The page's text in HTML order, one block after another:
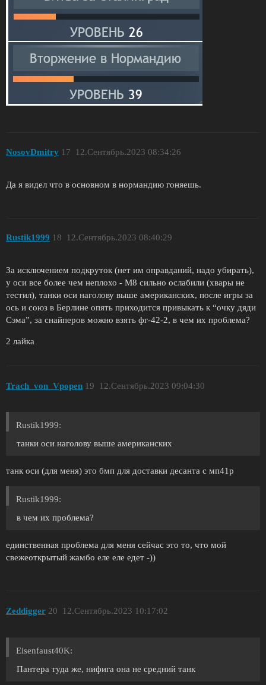
NosovDmitry 12.Сентябрь.2023 08:34:26
17
Да я видел что в основном в нормандию гоняешь.
Rustik1999 12.Сентябрь.2023 08:40:29
18
За исключением подкруток (нет им оправданий, надо убирать),
у оси все более чем неплохо - М8 сильно ослабили (хвары не
тестил), танки оси наголову выше американских, после игры за
ось и союз в Берлине опять приходится привыкать к “очку дяди
Сэма”, за снайперов можно взять фг-42-2, в чем их проблема?
2 лайка
Trach_von_Vpopen 12.Сентябрь.2023 09:04:30
19
Rustik1999:
танки оси наголову выше американских
танк оси (для меня) это бмп для доставки десанта с мп41р
Rustik1999:
в чем их проблема?
единственная проблема для меня сейчас это то, что мой
свежеоткрытый жамбо еле еле едет -))
Zeddigger 12.Сентябрь.2023 10:17:02
20
Eisenfaust40K:
Пантера туда же, нифига она не средний танк